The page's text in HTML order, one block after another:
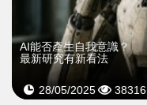
AI能否產生自我意識？
最新研究有新看法
28/05/2025 38316